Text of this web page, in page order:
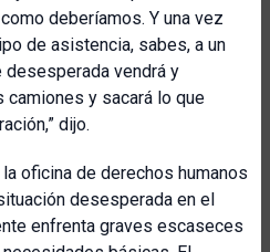
deberíamos. Y una vez
de asistencia, sabes, a un
vendrá y
y sacará lo que
dijo.
oficina de derechos humanos
desesperada en el
enfrenta graves escaseces